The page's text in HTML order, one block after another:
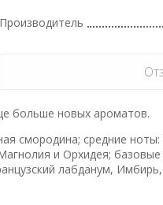
Производитель
больше новых ароматов.
смородина; средние
и Орхидея;
лабданум,